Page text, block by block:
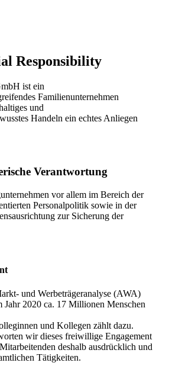
Responsibility
ist ein
Familienunternehmen
und
Handeln ein echtes Anliegen
Verantwortung
vor allem im Bereich der
Personalpolitik sowie in der
zur Sicherung der
und Werbeträgeranalyse (AWA)
Jahr 2020 ca. 17 Millionen Menschen
und Kollegen zählt dazu.
wir dieses freiwillige Engagement
deshalb ausdrücklich und
Tätigkeiten.